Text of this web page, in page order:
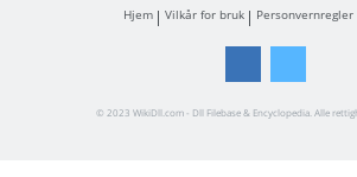
Hjem Vilkår for bruk Personvernregler
© 2023 WikiDll.com - Dll Filebase & Encyclopedia. Alle